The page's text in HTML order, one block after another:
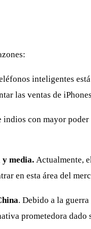
inteligentes
las ventas de
indios con mayor
y media. Actualmente,
en esta área del
. Debido a la
prometedora dado